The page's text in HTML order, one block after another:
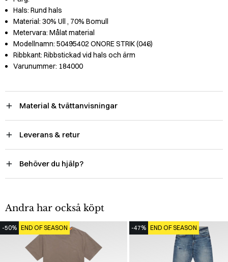
Hals: Rund hals
Material: 30% Ull , 70% Bomull
Metervara: Målat material
Modellnamn: 50495402 ONORE STRIK (046)
Ribbkant: Ribbstickad vid hals och ärm
Varunummer: 184000
Material & tvättanvisningar
Leverans & retur
Behöver du hjälp?
Andra har också köpt
-50% END OF SEASON -47% END OF SEASON